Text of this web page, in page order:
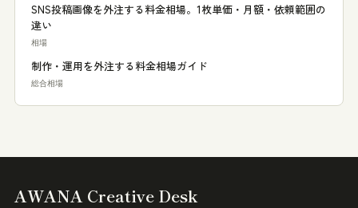
SNS投稿画像を外注する料金相場。1枚単価・月額・依頼範囲の
違い
相場
制作・運用を外注する料金相場ガイド
総合相場
AWANA Creative Desk